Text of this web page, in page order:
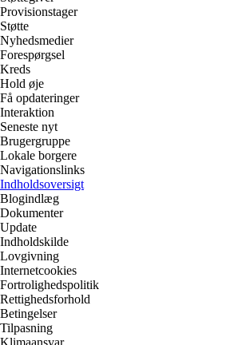
Provisionstager
Støtte
Nyhedsmedier
Forespørgsel
Kreds
Hold øje
Få opdateringer
Interaktion
Seneste nyt
Brugergruppe
Lokale borgere
Navigationslinks
Indholdsoversigt
Blogindlæg
Dokumenter
Update
Indholdskilde
Lovgivning
Internetcookies
Fortrolighedspolitik
Rettighedsforhold
Betingelser
Tilpasning
Klimaansvar